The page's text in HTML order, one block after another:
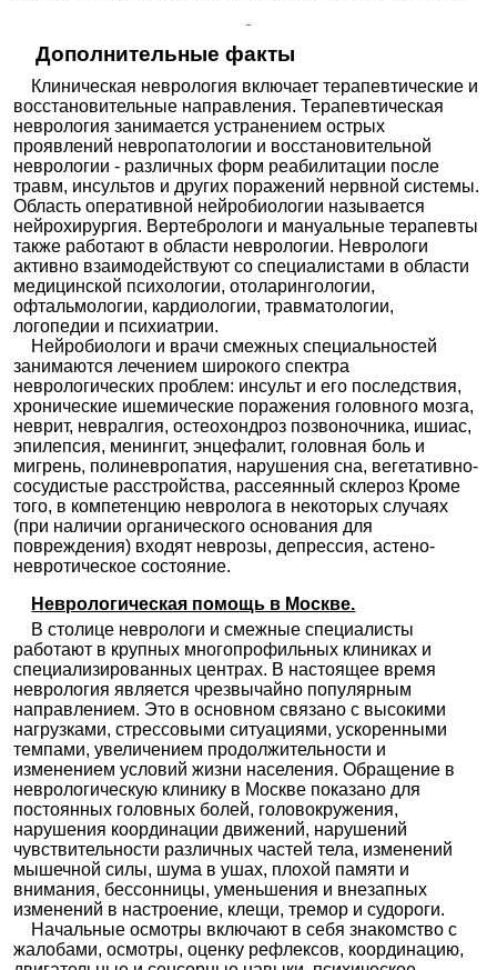
Дополнительные факты
Клиническая неврология включает терапевтические и
восстановительные направления. Терапевтическая
неврология занимается устранением острых
проявлений невропатологии и восстановительной
неврологии - различных форм реабилитации после
травм, инсультов и других поражений нервной системы.
Область оперативной нейробиологии называется
нейрохирургия. Вертебрологи и мануальные терапевты
также работают в области неврологии. Неврологи
активно взаимодействуют со специалистами в области
медицинской психологии, отоларингологии,
офтальмологии, кардиологии, травматологии,
логопедии и психиатрии.
Нейробиологи и врачи смежных специальностей
занимаются лечением широкого спектра
неврологических проблем: инсульт и его последствия,
хронические ишемические поражения головного мозга,
неврит, невралгия, остеохондроз позвоночника, ишиас,
эпилепсия, менингит, энцефалит, головная боль и
мигрень, полиневропатия, нарушения сна, вегетативно-
сосудистые расстройства, рассеянный склероз Кроме
того, в компетенцию невролога в некоторых случаях
(при наличии органического основания для
повреждения) входят неврозы, депрессия, астено-
невротическое состояние.
Неврологическая помощь в Москве.
В столице неврологи и смежные специалисты
работают в крупных многопрофильных клиниках и
специализированных центрах. В настоящее время
неврология является чрезвычайно популярным
направлением. Это в основном связано с высокими
нагрузками, стрессовыми ситуациями, ускоренными
темпами, увеличением продолжительности и
изменением условий жизни населения. Обращение в
неврологическую клинику в Москве показано для
постоянных головных болей, головокружения,
нарушения координации движений, нарушений
чувствительности различных частей тела, изменений
мышечной силы, шума в ушах, плохой памяти и
внимания, бессонницы, уменьшения и внезапных
изменений в настроение, клещи, тремор и судороги.
Начальные осмотры включают в себя знакомство с
жалобами, осмотры, оценку рефлексов, координацию,